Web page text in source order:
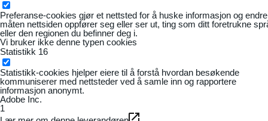
Preferanse-cookies gjør et nettsted for å huske informasjon og
måten nettsiden oppfører seg eller ser ut, ting som ditt foretrukne
eller den regionen du befinner deg i.
Vi bruker ikke denne typen cookies
Statistikk 16
Statistikk-cookies hjelper eiere til å forstå hvordan besøkende
kommuniserer med nettsteder ved å samle inn og rapportere
informasjon anonymt.
Adobe Inc.
1